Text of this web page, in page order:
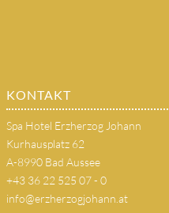
KONTAKT
Spa Hotel Erzherzog Johann
Kurhausplatz 62
A-8990 Bad Aussee
+43 36 22 525 07 - 0
info@erzherzogjohann.at